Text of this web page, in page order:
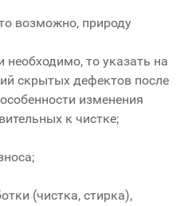
природу
необходимо, то указать на
скрытых дефектов после
изменения
к чистке;
(чистка, стирка),